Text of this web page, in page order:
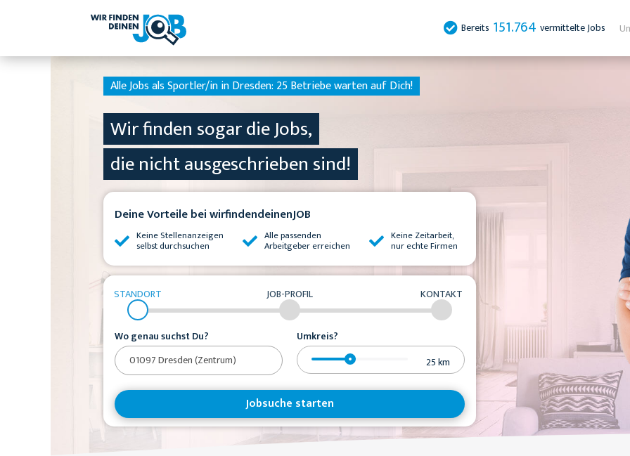
Bereits 151.764 vermittelte Jobs
Alle Jobs als Sportler/in in Dresden: 25 Betriebe warten auf Dich!
Wir finden sogar die Jobs,
die nicht ausgeschrieben sind!
Deine Vorteile bei wirfindendeinenJOB
Keine Stellenanzeigen
selbst durchsuchen
Alle passenden
Arbeitgeber erreichen
Keine Zeitarbeit,
nur echte Firmen
STANDORT JOB-PROFIL KONTAKT
Wo genau suchst Du?
Umkreis?
25km
Jobsuche starten